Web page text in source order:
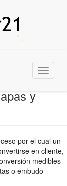
Menu
y
por el cual un
en cliente,
medibles
o embudo